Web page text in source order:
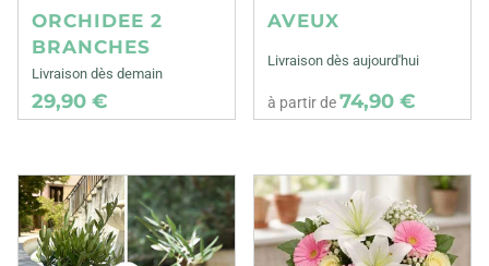
ORCHIDEE 2
BRANCHES
Livraison dès demain
29,90 €
AVEUX
Livraison dès aujourd'hui
à partir de74,90 €